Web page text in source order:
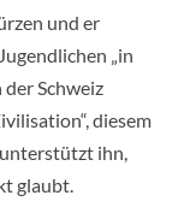
und er
„in
Schweiz
diesem
ihn,
glaubt.